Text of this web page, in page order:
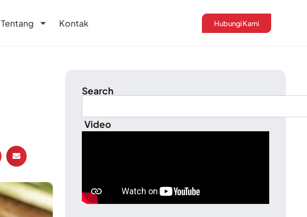
Tentang Kontak Hubungi Kami
Search
Video